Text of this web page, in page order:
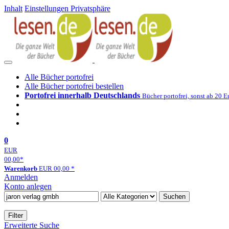
Inhalt Einstellungen Privatsphäre
Alle Bücher portofrei
Alle Bücher portofrei bestellen
Portofrei innerhalb Deutschlands Bücher portofrei, sonst ab 20
0
EUR
00,00*
Warenkorb EUR 00,00 *
Anmelden
Konto anlegen
Suchen
Filter
Erweiterte Suche